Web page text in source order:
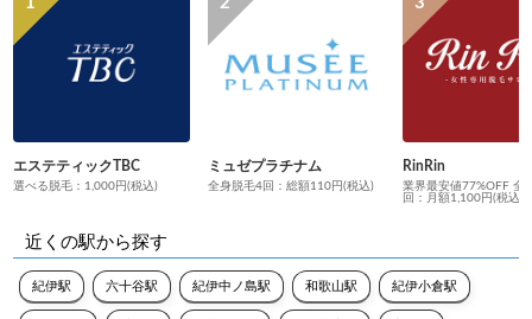
エステティックTBC
選べる脱毛：1,000円(税込)
ミュゼプラチナム
全身脱毛4回：総額110円(税込)
RinRin
業界最安値77%OFF 全
回：月額1,100円(税込)
近くの駅から探す
紀伊駅 六十谷駅 紀伊中ノ島駅 和歌山駅 紀伊小倉駅